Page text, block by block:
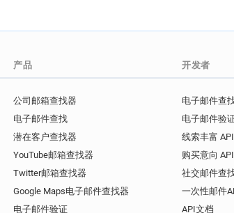
产品
公司邮箱查找器
电子邮件查找
潜在客户查找器
YouTube邮箱查找器
Twitter邮箱查找器
Google Maps电子邮件查找器
电子邮件验证
开发者
电子邮件查
电子邮件验
线索丰富 API
购买意向 API
社交邮件查
一次性邮件
API文档